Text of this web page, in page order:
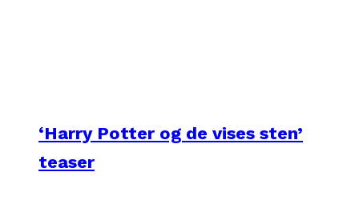
‘Harry Potter og de vises sten’
teaser